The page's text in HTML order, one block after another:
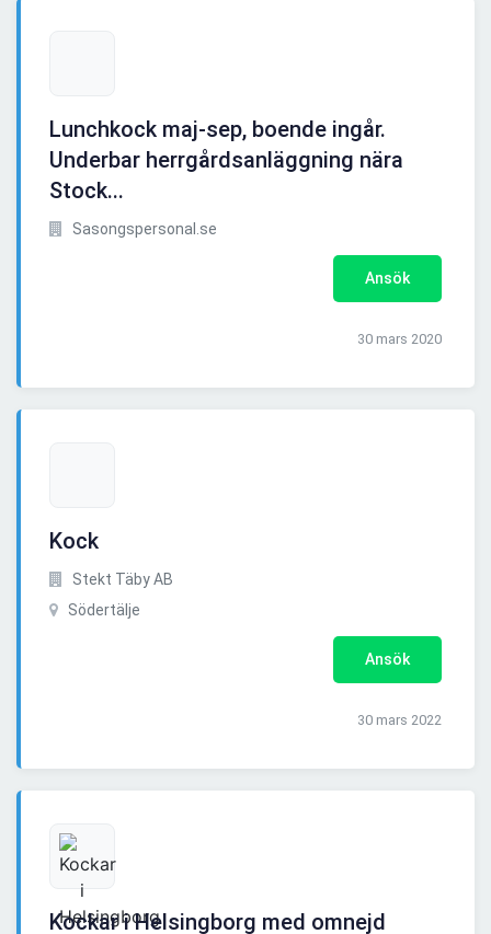
Lunchkock maj-sep, boende ingår.
Underbar herrgårdsanläggning nära
Stock...
Sasongspersonal.se
Ansök
30 mars 2020
Kock
Stekt Täby AB
Södertälje
Ansök
30 mars 2022
Kockar i Helsingborg med omnejd